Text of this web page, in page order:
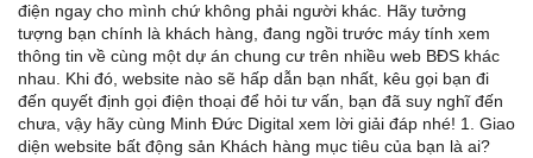
điện ngay cho mình chứ không phải người khác. Hãy tưởng
tượng bạn chính là khách hàng, đang ngồi trước máy tính xem
thông tin về cùng một dự án chung cư trên nhiều web BĐS khác
nhau. Khi đó, website nào sẽ hấp dẫn bạn nhất, kêu gọi bạn đi
đến quyết định gọi điện thoại để hỏi tư vấn, bạn đã suy nghĩ đến
chưa, vậy hãy cùng Minh Đức Digital xem lời giải đáp nhé! 1. Giao
diện website bất động sản Khách hàng mục tiêu của bạn là ai?